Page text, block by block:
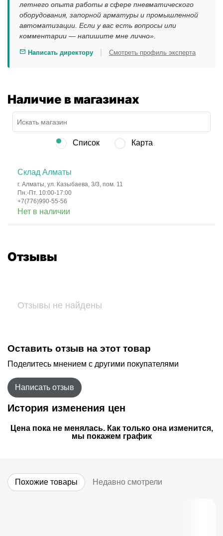
летнего опыта работы в сфере пневматического
оборудования, запорной арматуры и промышленной
автоматизации. Если у вас есть вопросы или
комментарии — напишите мне лично».
Написать директору Смотреть профиль эксперта
Наличие в магазинах
Список Карта
Склад Алматы
г. Алматы, ул. Казыбаева, 3/3, пом. 11
Пн.-Пт. 10:00-17:00
+7(776)990-55-56
Нет в наличии
Отзывы
Отзывы не найдены
Оставить отзыв на этот товар
Поделитесь мнением с другими покупателями
Написать отзыв
История изменения цен
Цена пока не менялась. Как только она изменится,
мы покажем график
Похожие товары Недавно смотрели